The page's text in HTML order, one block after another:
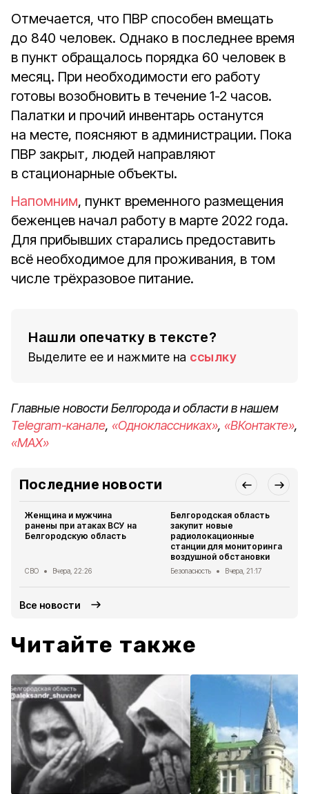
Отмечается, что ПВР способен вмещать
до 840 человек. Однако в последнее время
в пункт обращалось порядка 60 человек в
месяц. При необходимости его работу
готовы возобновить в течение 1-2 часов.
Палатки и прочий инвентарь останутся
на месте, поясняют в администрации. Пока
ПВР закрыт, людей направляют
в стационарные объекты.
Напомним, пункт временного размещения
беженцев начал работу в марте 2022 года.
Для прибывших старались предоставить
всё необходимое для проживания, в том
числе трёхразовое питание.
Нашли опечатку в тексте?
Выделите ее и нажмите на ссылку
Главные новости Белгорода и области в нашем
Telegram-канале, «Одноклассниках», «ВКонтакте»,
«MAX»
Последние новости
Женщина и мужчина
ранены при атаках ВСУ на
Белгородскую область
СВО Вчера, 22:26
Белгородская область
закупит новые
радиолокационные
станции для мониторинга
воздушной обстановки
Безопасность Вчера, 21:17
Все новости
Читайте также